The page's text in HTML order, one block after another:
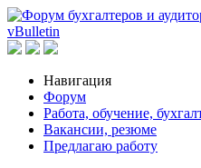
Навигация
Форум
Работа, обучение,
Вакансии, резюме
Предлагаю работу